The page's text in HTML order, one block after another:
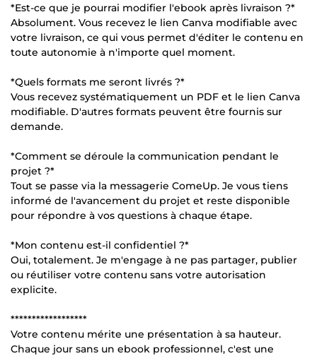
*Est-ce que je pourrai modifier l'ebook après livraison ?*
Absolument. Vous recevez le lien Canva modifiable avec
votre livraison, ce qui vous permet d'éditer le contenu en
toute autonomie à n'importe quel moment.
*Quels formats me seront livrés ?*
Vous recevez systématiquement un PDF et le lien Canva
modifiable. D'autres formats peuvent être fournis sur
demande.
*Comment se déroule la communication pendant le
projet ?*
Tout se passe via la messagerie ComeUp. Je vous tiens
informé de l'avancement du projet et reste disponible
pour répondre à vos questions à chaque étape.
*Mon contenu est-il confidentiel ?*
Oui, totalement. Je m'engage à ne pas partager, publier
ou réutiliser votre contenu sans votre autorisation
explicite.
******************
Votre contenu mérite une présentation à sa hauteur.
Chaque jour sans un ebook professionnel, c'est une